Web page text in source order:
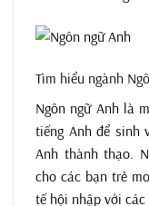
Tìm hiểu ngành
Ngôn ngữ Anh là
tiếng Anh để sinh
Anh thành thạo.
cho các bạn trẻ
tế hội nhập với các